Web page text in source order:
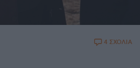
4 ΣΧΟΛΙΑ